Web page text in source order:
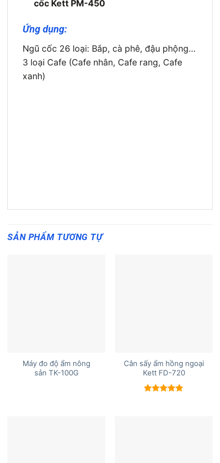
cốc Kett PM-450
Ứng dụng:
Ngũ cốc 26 loại: Bắp, cà phê, đậu phộng…
3 loại Cafe (Cafe nhân, Cafe rang, Cafe
xanh)
SẢN PHẨM TƯƠNG TỰ
Máy đo độ ẩm nông
sản TK-100G
Cân sấy ẩm hồng ngoại
Kett FD-720